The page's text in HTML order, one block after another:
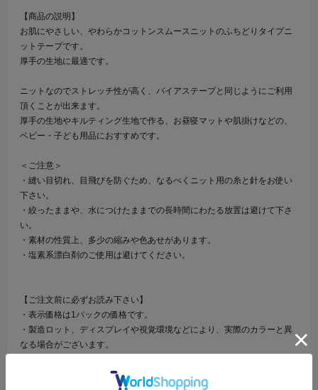
【商品の説明】
お肌にやさしい、やわらかコットンスムースニットのふちどりタイプニ
ットテープです。
厚手の生地に最適です。
ニットなのでストレッチ性が高く、バイアステープと同じようにご利用
頂くことが出来ます。
厚手の生地やキルティング生地で作る、お昼寝マットや肌掛けなどの、
ベビー・子ども用品におすすめです。
＜ご注意＞
・縫い目切れ、目飛びを防ぐため、なるべくニット用の糸と針をお使い
下さい。
・絞ったままや、水につけたままでの長時間にわたる放置は避けて下さ
い。
・素材の性質上、多少の縮みや色あせがあります。
・塩素系漂白剤のご使用は避けてください。
【ご注文前に必ずお読み下さい】
・表示価格は1パックの価格です。
・製造ロット、ディスプレイや視覚環境などにより、実際のカラーと異
なる場合がございます。
も完売･欠品の場合があります。予めご了承下さい。